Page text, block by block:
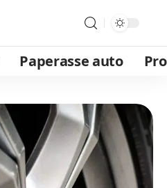
Paperasse auto